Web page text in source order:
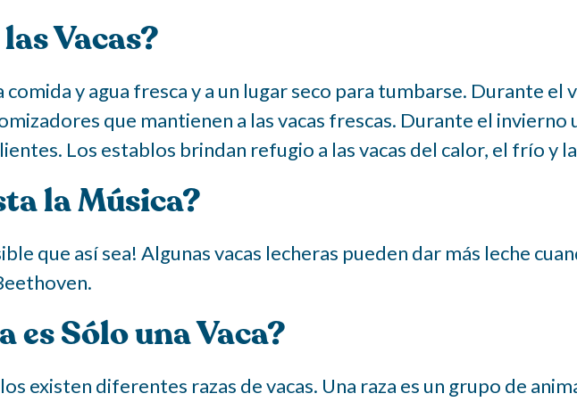
Vacas?
comida y agua fresca y a un lugar seco para tumbarse. Durante el
que mantienen a las vacas frescas. Durante el invierno
Los establos brindan refugio a las vacas del calor, el frío y
la Música?
que así sea! Algunas vacas lecheras pueden dar más leche
es Sólo una Vaca?
existen diferentes razas de vacas. Una raza es un grupo de